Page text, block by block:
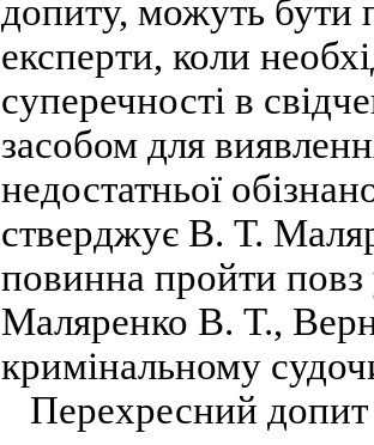
допиту, можуть бути
експерти, коли
суперечності в
засобом для
недостатньої
стверджує В. Т.
повинна пройти
Маляренко В. Т.,
кримінальному
Перехресний допит